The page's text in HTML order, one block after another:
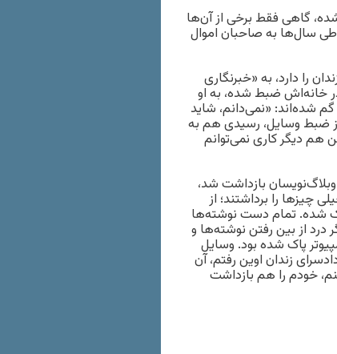
گاهی فقط برخی از آن‌ها
سال‌ها به صاحبان اموال
را دارد، به «خبرنگاری
خانه‌اش ضبط شده، به او
شده‌اند: «نمی‌دانم، شاید
روز ضبط وسایل، رسیدی هم به
هم دیگر کاری نمی‌توانم
۱۳۸۲ در پرونده معروف وبلاگ‌نویسان بازداشت شد،
چیزها را برداشتند؛ از
پاک شده. تمام دست نوشته‌ها
درد از بین رفتن نوشته‌ها و
پاک شده بود. وسایل
زندان اوین رفتم، آن
خودم را هم بازداشت